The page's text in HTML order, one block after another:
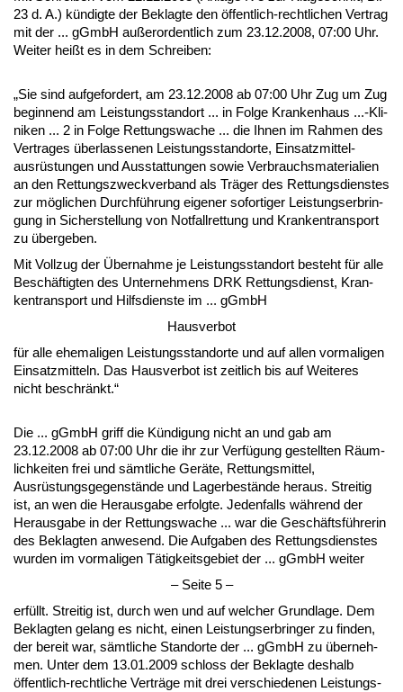
23 d. A.) kündig­te der Be­klag­te den öffent­lich-recht­li­chen Ver­trag
mit der ... gGmbH außer­or­dent­lich zum 23.12.2008, 07:00 Uhr.
Wei­ter heißt es in dem Schrei­ben:
„Sie sind auf­ge­for­dert, am 23.12.2008 ab 07:00 Uhr Zug um Zug
be­gin­nend am Leis­tungs­stand­ort ... in Fol­ge Kran­ken­haus ...-Kli­
ni­ken ... 2 in Fol­ge Ret­tungs­wa­che ... die Ih­nen im Rah­men des
Ver­tra­ges über­las­se­nen Leis­tungs­stand­or­te, Ein­satz­mit­tel­
ausrüstun­gen und Aus­stat­tun­gen so­wie Ver­brauchs­ma­te­ria­li­en
an den Ret­tungs­zweck­ver­band als Träger des Ret­tungs­diens­tes
zur mögli­chen Durchführung ei­ge­ner so­for­ti­ger Leis­tungs­er­brin­
gung in Si­cher­stel­lung von Not­fall­ret­tung und Kran­ken­trans­port
zu über­ge­ben.
Mit Voll­zug der Über­nah­me je Leis­tungs­stand­ort be­steht für al­le
Beschäftig­ten des Un­ter­neh­mens DRK Ret­tungs­dienst, Kran­
ken­trans­port und Hilfs­diens­te im ... gGmbH
Haus­ver­bot
für al­le ehe­ma­li­gen Leis­tungs­stand­or­te und auf al­len vor­ma­li­gen
Ein­satz­mit­teln. Das Haus­ver­bot ist zeit­lich bis auf Wei­te­res
nicht be­schränkt.“
Die ... gGmbH griff die Kündi­gung nicht an und gab am
23.12.2008 ab 07:00 Uhr die ihr zur Verfügung ge­stell­ten Räum­
lich­kei­ten frei und sämt­li­che Geräte, Ret­tungs­mit­tel,
Ausrüstungs­ge­genstände und La­ger­bestände her­aus. Strei­tig
ist, an wen die Her­aus­ga­be er­folg­te. Je­den­falls während der
Her­aus­ga­be in der Ret­tungs­wa­che ... war die Geschäftsführe­rin
des Be­klag­ten an­we­send. Die Auf­ga­ben des Ret­tungs­diens­tes
wur­den im vor­ma­li­gen Tätig­keits­ge­biet der ... gGmbH wei­ter
– Sei­te 5 –
erfüllt. Strei­tig ist, durch wen und auf wel­cher Grund­la­ge. Dem
Be­klag­ten ge­lang es nicht, ei­nen Leis­tungs­er­brin­ger zu fin­den,
der be­reit war, sämt­li­che Stand­or­te der ... gGmbH zu über­neh­
men. Un­ter dem 13.01.2009 schloss der Be­klag­te des­halb
öffent­lich-recht­li­che Verträge mit drei ver­schie­de­nen Leis­tungs­